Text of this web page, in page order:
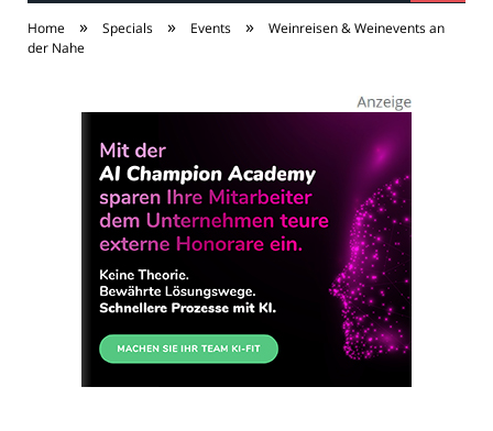
Home » Specials » Events »
Weinreisen & Weinevents an
der Nahe